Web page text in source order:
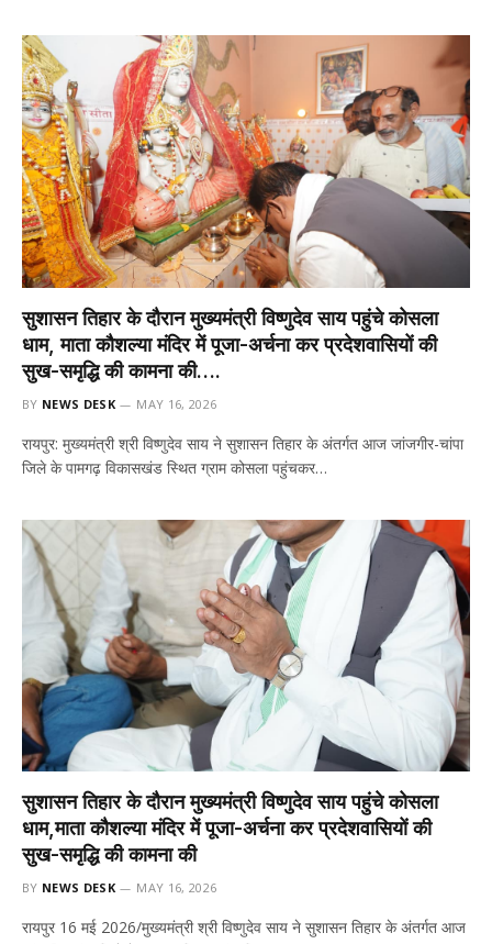
सुशासन तिहार के दौरान मुख्यमंत्री विष्णुदेव साय पहुंचे कोसला
धाम, माता कौशल्या मंदिर में पूजा-अर्चना कर प्रदेशवासियों की
सुख-समृद्धि की कामना की….
BY NEWS DESK MAY 16, 2026
रायपुर: मुख्यमंत्री श्री विष्णुदेव साय ने सुशासन तिहार के अंतर्गत आज जांजगीर-चांपा
जिले के पामगढ़ विकासखंड स्थित ग्राम कोसला पहुंचकर…
सुशासन तिहार के दौरान मुख्यमंत्री विष्णुदेव साय पहुंचे कोसला
धाम,माता कौशल्या मंदिर में पूजा-अर्चना कर प्रदेशवासियों की
सुख-समृद्धि की कामना की
BY NEWS DESK MAY 16, 2026
रायपुर 16 मई 2026/मुख्यमंत्री श्री विष्णुदेव साय ने सुशासन तिहार के अंतर्गत आज